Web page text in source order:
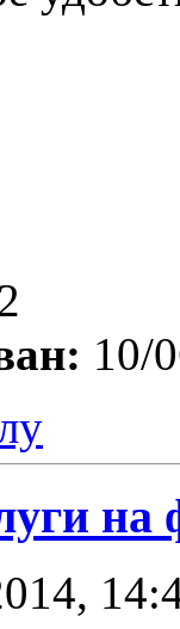
10/
на